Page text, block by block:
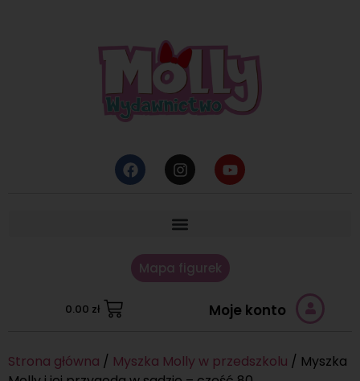
Mapa figurek
0.00 zł Moje konto
Strona główna / Myszka Molly w przedszkolu / Myszka